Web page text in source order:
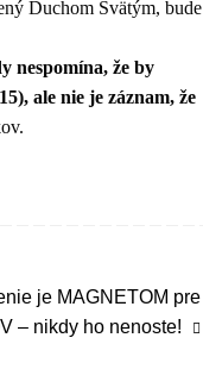
Duchom Svätým, bude
nespomína, že by
ale nie je záznam, že
je MAGNETOM pre
– nikdy ho nenoste!